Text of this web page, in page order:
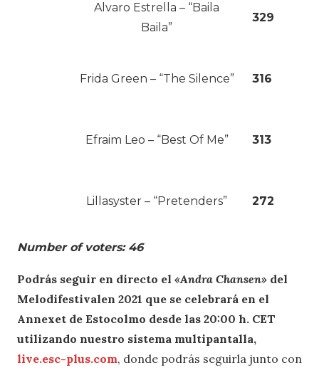
Alvaro Estrella – “Baila
Baila”
329
Frida Green – “The Silence” 316
Efraim Leo – “Best Of Me” 313
Lillasyster – “Pretenders” 272
Number of voters: 46
Podrás seguir en directo el «Andra Chansen» del
Melodifestivalen 2021 que se celebrará en el
Annexet de Estocolmo desde las 20:00 h. CET
utilizando nuestro sistema multipantalla,
live.esc-plus.com, donde podrás seguirla junto con